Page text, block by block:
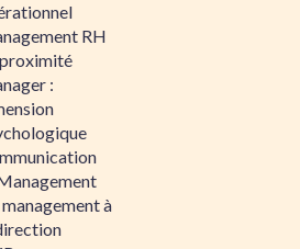
RH
:
à